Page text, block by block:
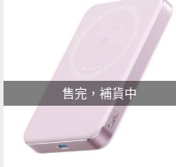
售完，補貨中